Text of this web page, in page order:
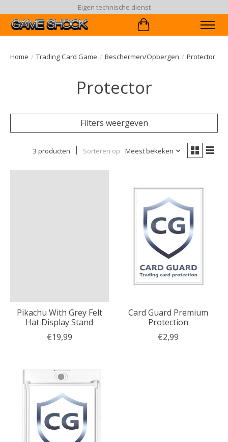
Eigen technische dienst
Winkelwagen
Home / Trading Card Game / Beschermen/Opbergen / Protector
Protector
Filters weergeven
3 producten Sorteren op Meest bekeken
Pikachu With Grey Felt
Hat Display Stand
€19,99
Card Guard Premium
Protection
€2,99